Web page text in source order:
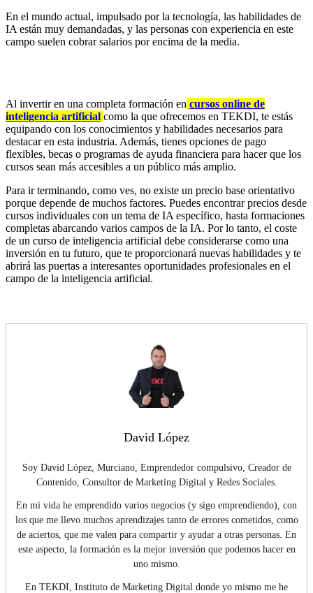
En el mundo actual, impulsado por la tecnología, las habilidades de
IA están muy demandadas, y las personas con experiencia en este
campo suelen cobrar salarios por encima de la media.
Al invertir en una completa formación en cursos online de
inteligencia artificial como la que ofrecemos en TEKDI, te estás
equipando con los conocimientos y habilidades necesarios para
destacar en esta industria. Además, tienes opciones de pago
flexibles, becas o programas de ayuda financiera para hacer que los
cursos sean más accesibles a un público más amplio.
Para ir terminando, como ves, no existe un precio base orientativo
porque depende de muchos factores. Puedes encontrar precios desde
cursos individuales con un tema de IA específico, hasta formaciones
completas abarcando varios campos de la IA. Por lo tanto, el coste
de un curso de inteligencia artificial debe considerarse como una
inversión en tu futuro, que te proporcionará nuevas habilidades y te
abrirá las puertas a interesantes oportunidades profesionales en el
campo de la inteligencia artificial.
David López
Soy David López, Murciano, Emprendedor compulsivo, Creador de
Contenido, Consultor de Marketing Digital y Redes Sociales.
En mi vida he emprendido varios negocios (y sigo emprendiendo), con
los que me llevo muchos aprendizajes tanto de errores cometidos, como
de aciertos, que me valen para compartir y ayudar a otras personas. En
este aspecto, la formación es la mejor inversión que podemos hacer en
uno mismo.
En TEKDI, Instituto de Marketing Digital donde yo mismo me he